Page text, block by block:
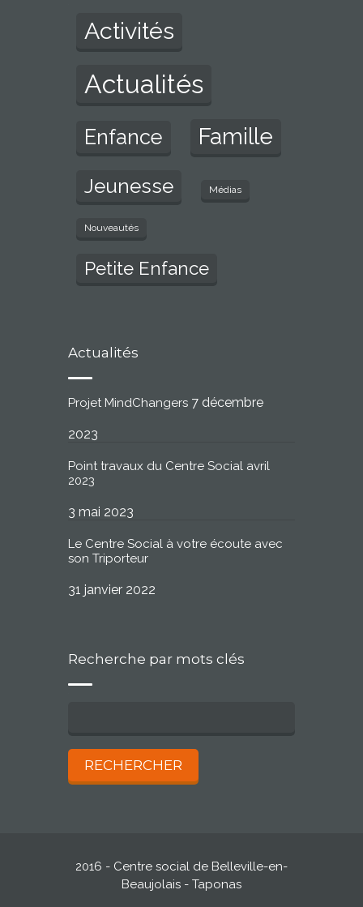
Activités
Actualités
Enfance Famille
Jeunesse Médias
Nouveautés
Petite Enfance
Actualités
Projet MindChangers 7 décembre
2023
Point travaux du Centre Social avril
2023
3 mai 2023
Le Centre Social à votre écoute avec
son Triporteur
31 janvier 2022
Recherche par mots clés
2016 - Centre social de Belleville-en-
Beaujolais - Taponas